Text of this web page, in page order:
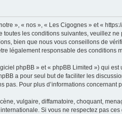
», « nos », « Les Cigognes » et «
toutes les conditions suivantes, veuillez
bien que nous vous conseillons de
légalement responsable des conditions
phpBB » et « phpBB Limited ») qui
a pour seul but de faciliter les
pas. Pour plus d’informations concernant
vulgaire, diffamatoire, choquant,
Si vous ne respectez pas